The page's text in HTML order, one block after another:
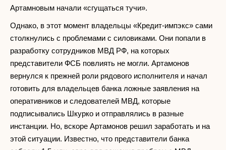
Артамновым начали «сгущаться тучи».
Однако, в этот момент владельцы «Кредит-импэкс» сами
столкнулись с проблемами с силовиками. Они попали в
разработку сотрудников МВД РФ, на которых
представители ФСБ повлиять не могли. Артамонов
вернулся к прежней роли рядового исполнителя и начал
готовить для владельцев банка ложные заявления на
оперативников и следователей МВД, которые
подписывались Шкурко и отправлялись в разные
инстанции. Но, вскоре Артамонов решил заработать и на
этой ситуации. Известно, что представители банка